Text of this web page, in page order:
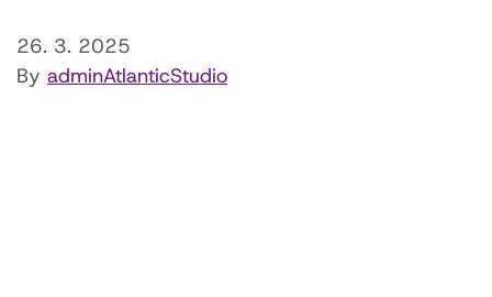
26. 3. 2025
By adminAtlanticStudio